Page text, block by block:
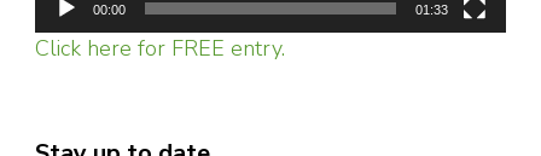
00:00 01:33
Click here for FREE entry.